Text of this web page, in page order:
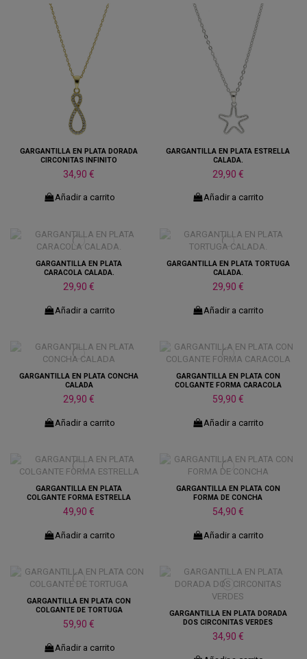
GARGANTILLA EN PLATA DORADA
CIRCONITAS INFINITO
34,90 €
Añadir a carrito
GARGANTILLA EN PLATA ESTRELLA
CALADA.
29,90 €
Añadir a carrito
GARGANTILLA EN PLATA
CARACOLA CALADA.
29,90 €
Añadir a carrito
GARGANTILLA EN PLATA TORTUGA
CALADA.
29,90 €
Añadir a carrito
GARGANTILLA EN PLATA CONCHA
CALADA
29,90 €
Añadir a carrito
GARGANTILLA EN PLATA CON
COLGANTE FORMA CARACOLA
59,90 €
Añadir a carrito
GARGANTILLA EN PLATA
COLGANTE FORMA ESTRELLA
49,90 €
Añadir a carrito
GARGANTILLA EN PLATA CON
FORMA DE CONCHA
54,90 €
Añadir a carrito
GARGANTILLA EN PLATA CON
COLGANTE DE TORTUGA
59,90 €
Añadir a carrito
GARGANTILLA EN PLATA DORADA
DOS CIRCONITAS VERDES
34,90 €